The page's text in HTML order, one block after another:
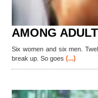
AMONG
Six women and six men.
break up. So goes (...)